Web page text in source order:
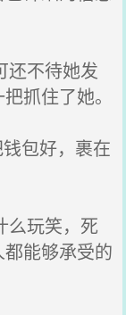
不待她发
抓住了她。
包好，裹在
玩笑，死
能够承受的